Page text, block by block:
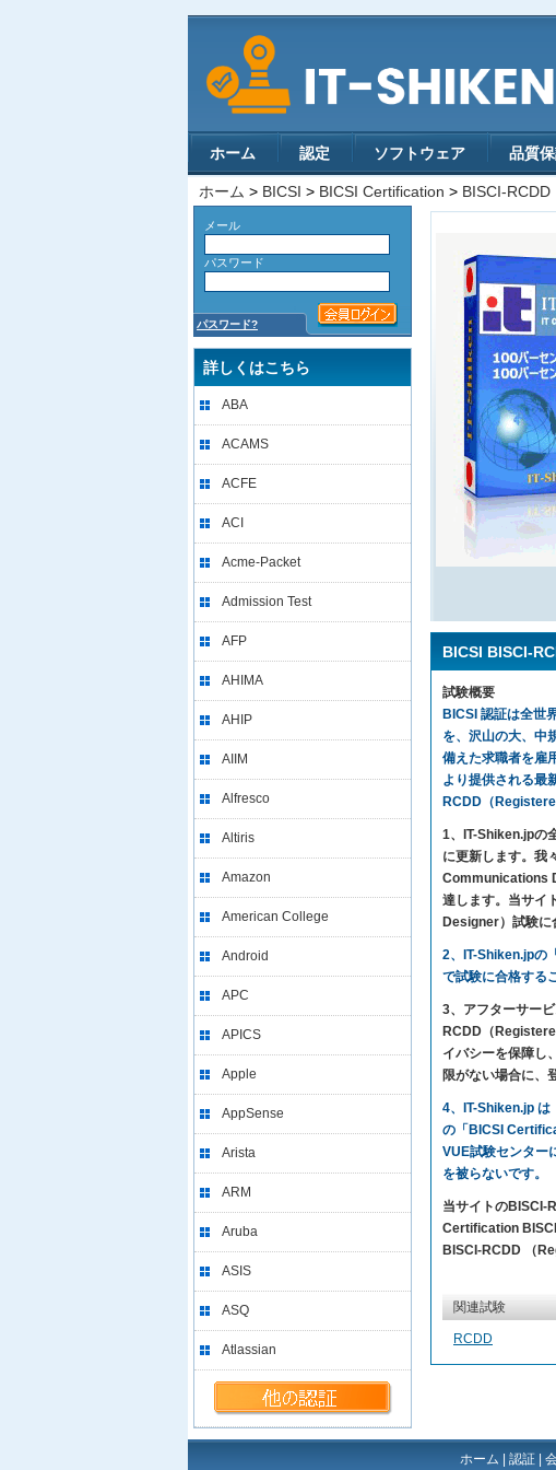
ホーム 認定 ソフトウェア 品質
ホーム > BICSI > BICSI Certification > BISCI-RCDD
メール
パスワード
パスワード?
詳しくはこちら
ABA
ACAMS
ACFE
ACI
Acme-Packet
Admission Test
AFP
AHIMA
AHIP
AIIM
Alfresco
Altiris
Amazon
American College
Android
APC
APICS
Apple
AppSense
Arista
ARM
Aruba
ASIS
ASQ
Atlassian
BICSI BISCI-
試験概要
BICSI 認証は全世
を、沢山の大、中
備えた求職者を雇
より提供される最
RCDD（
1、IT-Shiken.jpの
に更新します。我
Communications
達します。当サ
Designer）試験に
2、IT-Shiken.jpの
で試験に合格する
3、アフターサー
RCDD（
イバシーを保障し
限がない場合に、
4、IT-Shiken.jp は
の「BICSI
VUE試験センター
を被らないです。
当サイトのBISCI-
Certification
BISCI-RCDD （
関連試験
RCDD
ホーム 認証